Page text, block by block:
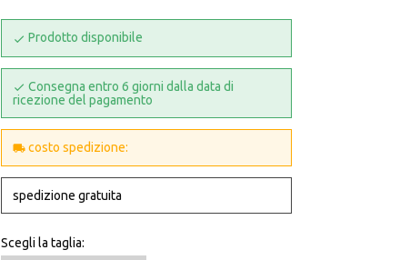
Prodotto disponibile
Consegna entro 6 giorni dalla data di
ricezione del pagamento
costo spedizione:
spedizione gratuita
Scegli la taglia: